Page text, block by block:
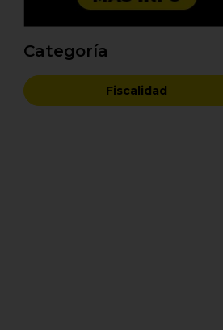
Categoría
Fiscalidad